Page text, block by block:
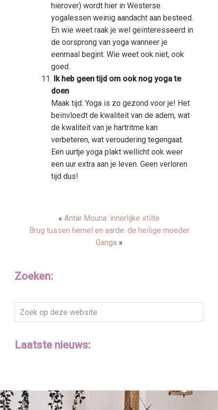
hierover) wordt hier in Westerse
yogalessen weinig aandacht aan besteed.
En wie weet raak je wel geïnteresseerd in
de oorsprong van yoga wanneer je
eenmaal begint. Wie weet ook niet, ook
goed.
Ik heb geen tijd om ook nog yoga te
doen
Maak tijd. Yoga is zo gezond voor je! Het
beïnvloedt de kwaliteit van de adem, wat
de kwaliteit van je hartritme kan
verbeteren, wat veroudering tegengaat.
Een uurtje yoga plakt wellicht ook weer
een uur extra aan je leven. Geen verloren
tijd dus!
« Antar Mouna: innerlijke stilte
Brug tussen hemel en aarde: de heilige moeder
Ganga »
Zoeken:
Zoek
op
website
Laatste nieuws: